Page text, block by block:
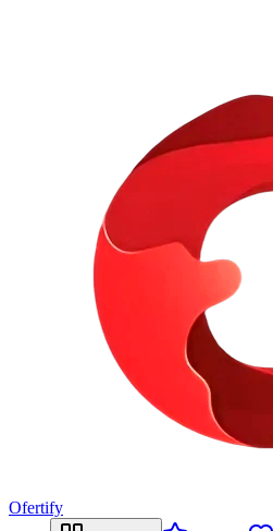
Ofertify